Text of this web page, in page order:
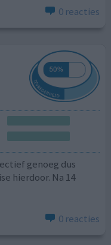
0 reacties
genoeg dus
hierdoor. Na 14
0 reacties